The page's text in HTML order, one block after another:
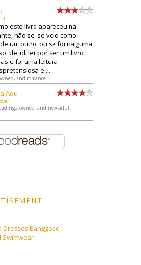
este livro apareceu na
não sei se veio como
um outro, ou se foi nalguma
decidi ler por ser um livro
e foi uma leitura
e ...
and romance
Aqui
owned, and new-adult
Banggood